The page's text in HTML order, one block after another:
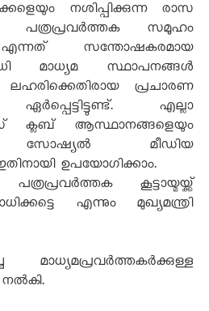
നശിപ്പിക്കുന്ന രാസ
പത്രപ്രവർത്തക സമൂഹം
സന്തോഷകരമായ
മാധ്യമ സ്ഥാപനങ്ങൾ
പ്രചാരണ
എല്ലാ
ക്ലബ് ആസ്ഥാനങ്ങളെയും
സോഷ്യൽ മീഡിയ
ഉപയോഗിക്കാം.
കൂട്ടായ്മയ്ക്ക്
എന്നും മുഖ്യമന്ത്രി
മാധ്യമപ്രവർത്തകർക്കുള്ള
നൽകി.